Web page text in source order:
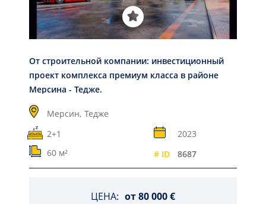
От строительной компании: инвестиционный
проект комплекса премиум класса в районе
Мерсина - Тедже.
Мерсин, Тедже
2+1
2023
60 м²
# ID 8687
ЦЕНА: от80 000 €